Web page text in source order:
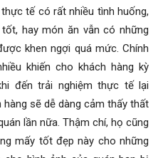
tế có rất nhiều tình huống,
hay món ăn vẫn có những
khen ngợi quá mức. Chính
khiến cho khách hàng kỳ
đến trải nghiệm thực tế lại
sẽ dễ dàng cảm thấy thất
lần nữa. Thậm chí, họ cũng
mấy tốt đẹp này cho những